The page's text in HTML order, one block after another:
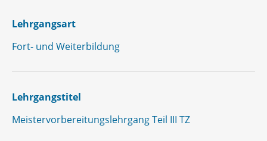
Lehrgangsart
Fort- und Weiterbildung
Lehrgangstitel
Meistervorbereitungslehrgang Teil III TZ